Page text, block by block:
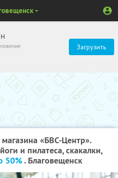
Загрузить
«БВС-Центр».
и пилатеса, скакалки,
50%. Благовещенск